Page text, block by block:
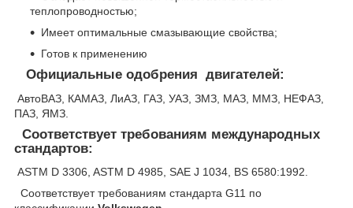
теплопроводностью;
Имеет оптимальные смазывающие свойства;
Готов к применению
Официальные одобрения двигателей:
АвтоВАЗ, КАМАЗ, ЛиАЗ, ГАЗ, УАЗ, ЗМЗ, МАЗ, ММЗ, НЕФАЗ,
ПАЗ, ЯМЗ.
Соответствует требованиям международных
стандартов:
ASTM D 3306, ASTM D 4985, SAE J 1034, BS 6580:1992.
Соответствует требованиям стандарта G11 по